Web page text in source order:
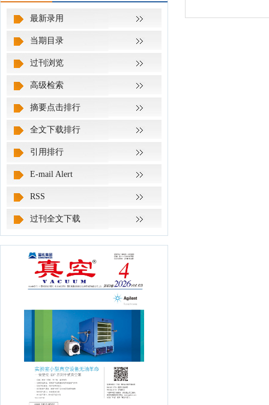
最新录用
当期目录
过刊浏览
高级检索
摘要点击排行
全文下载排行
引用排行
E-mail Alert
RSS
过刊全文下载